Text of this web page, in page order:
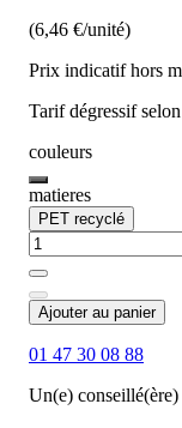
(6,46 €/unité)
Prix indicatif hors
Tarif dégressif
couleurs
matieres
PET recyclé
Ajouter au panier
01 47 30 08 88
Un(e)